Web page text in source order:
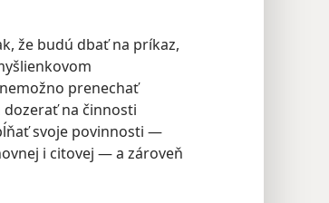
že budú dbať na príkaz,
prenechať
na činnosti
svoje povinnosti —
i citovej — a zároveň